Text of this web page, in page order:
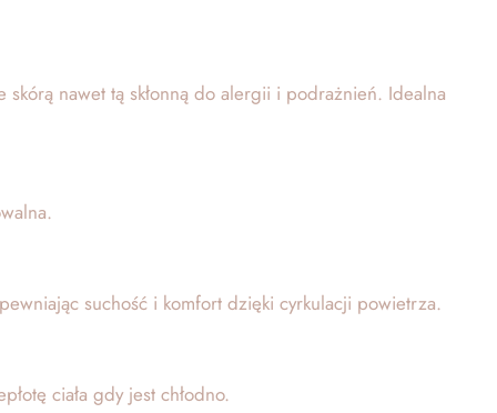
nawet tą skłonną do alergii i podrażnień. Idealna
suchość i komfort dzięki cyrkulacji powietrza.
ciała gdy jest chłodno.